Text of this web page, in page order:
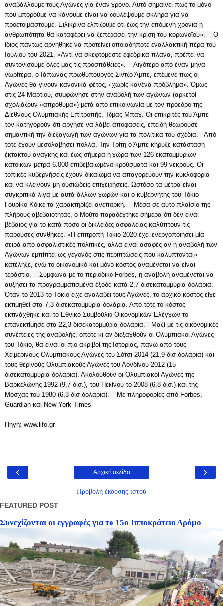
αναβάλλουμε τους Αγώνες για έναν χρόνο. Αυτό σημαίνει πως το μόνο
που μπορούμε να κάνουμε είναι να δουλέψουμε σκληρά για να
προετοιμαστούμε. Ειλικρινά ελπίζουμε ότι έως την επόμενη χρονιά η
ανθρωπότητα θα καταφέρει να ξεπεράσει την κρίση του κορωνοϊού». Ο
ίδιος πάντως αρνήθηκε να προτείνει οποιαδήποτε εναλλακτική πέρα του
Ιουλίου του 2021. «Αντί να σκεφτόμαστε εφεδρικά πλάνα, πρέπει να
συντονίσουμε όλες μας τις προσπάθειες». Λιγότερο από έναν μήνα
νωρίτερα, ο Ιάπωνας πρωθυπουργός Σίντζο Άμπε, επέμενε πως οι
Αγώνες θα γίνουν κανονικά φέτος, «χωρίς κανένα πρόβλημα». Όμως
στις 24 Μαρτίου, συμφώνησε στην αναβολή των αγώνων (αρκετοί
σχολιάζουν «απρόθυμα») μετά από επικοινωνία με τον πρόεδρο της
Διεθνούς Ολυμπιακής Επιτροπής, Τόμας Μπαχ. Οι επικριτές του Άμπε
τον κατηγορούν ότι άργησε να λάβει αποφάσεις, επειδή θεωρούσε
σημαντική την διεξαγωγή των αγώνων για τα πολιτικά του σχέδια. Από
τότε έχουν μεσολαβήσει πολλά. Την Τρίτη ο Άμπε κήρυξε κατάσταση
έκτακτου ανάγκης και έως σήμερα η χώρα των 126 εκατομμυρίων
κατοίκων μετρά 6.000 επιβεβαιωμένα κρούσματα και 99 νεκρούς. Οι
τοπικές κυβερνήσεις έχουν δικαίωμα να απαγορεύουν την κυκλοφορία
και να κλείνουν μη ουσιώδεις επιχειρήσεις. Ωστόσο τα μέτρα είναι
συγκριτικά λίγα με αυτά άλλων χωρών και ο κυβερνήτης του Τόκιο
Γουρίκο Κόικε τα χαρακτηρίζει ανεπαρκή. Μέσα σε αυτό πλαίσιο της
πλήρους αβεβαιότητας, ο Μούτο παραδέχτηκε σήμερα ότι δεν είναι
βέβαιος για το κατά πόσο οι δικλείδες ασφαλείας καλύπτουν τις
παρούσες συνθήκες. «Η επιτροπή Τόκιο 2020 έχει ενεργοποιήσει μία
σειρά από ασφαλιστικές πολιτικές, αλλά είναι ασαφές αν η αναβολή των
Αγώνων εμπίπτει ως γεγονός στις περιπτώσεις που καλύπτονται»
κατέληξε, ενώ το οικονομικό και μόνο κόστος αναμένεται να είναι
τεράστιο. Σύμφωνα με το περιοδικό Forbes, η αναβολή αναμένεται να
αυξήσει τα προγραμματισμένα έξοδα κατά 2,7 δισεκατομμύρια δολάρια.
Όταν το 2013 το Τόκιο είχε αναλάβει τους Αγώνες, το αρχικό κόστος είχε
εκτιμηθεί στα 7,3 δισεκατομμύρια δολάρια. Από τότε το κόστος
εκτινάχθηκε και το Εθνικό Συμβούλιο Οικονομικών Ελέγχων το
επανεκτίμησε στα 22,3 δισεκατομμύρια δολάρια. Μαζί με τις οικονομικές
συνέπειες της αναβολής, όποτε κι αν διεξαχθούν οι Ολυμπιακοί Αγώνες
του Τόκιο, θα είναι οι πιο ακριβοί της Ιστορίας, πάνω από τους
Χειμερινούς Ολυμπιακούς Αγώνες του Σότσι 2014 (21,9 δισ δολάρια) και
τους θερινούς Ολυμπιακούς Αγώνες του Λονδίνου 2012 (15
δισεκατομμύρια δολάρια). Ακολουθούν οι Ολυμπιακοί Αγώνες της
Βαρκελώνης 1992 (9,7 δισ.), του Πεκίνου το 2008 (6,8 δισ.) και της
Μόσχας του 1980 (6,3 δισ δολάρια). Με πληροφορίες από Forbes,
Guardian και New York Times
Πηγή: www.lifo.gr
‹ ›
Αρχική σελίδα
Προβολή έκδοσης ιστού
FEATURED POST
Συνεχίζονται οι εγγραφές για το 15ο Ιπποκράτειο Δρόμο